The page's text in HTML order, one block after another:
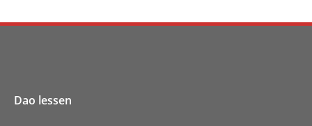
Dao lessen